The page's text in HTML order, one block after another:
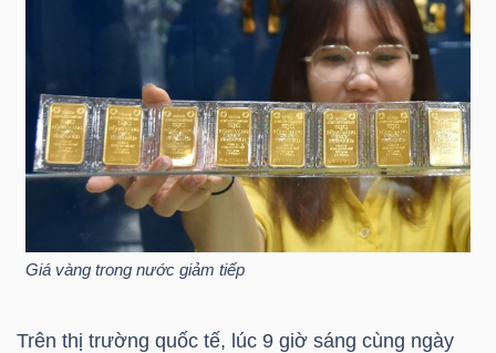
Giá vàng trong nước giảm tiếp
Trên thị trường quốc tế, lúc 9 giờ sáng cùng ngày
PHÂN
TÍCH
VIETSTOCKFINANCE
MÔ